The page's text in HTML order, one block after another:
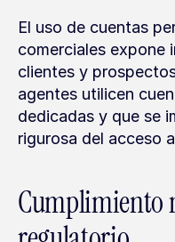
El uso de cuentas
comerciales expone
clientes y
agentes utilicen
dedicadas y que se
rigurosa del acceso
Cumplimiento